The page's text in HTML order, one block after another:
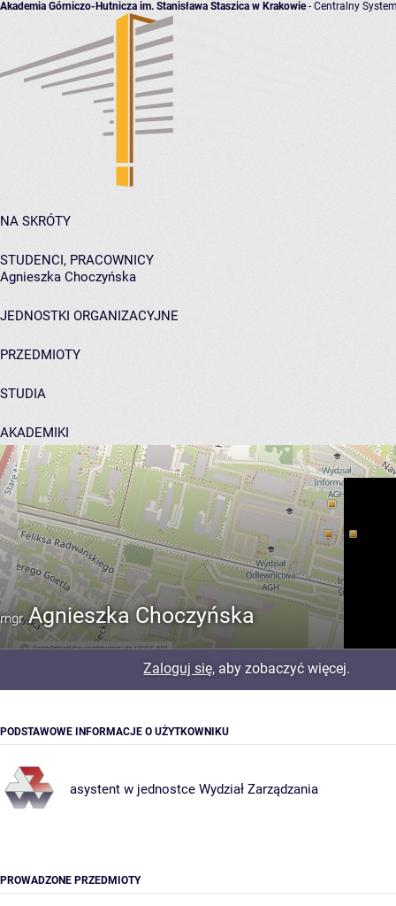
Akademia Górniczo-Hutnicza im. Stanisława Staszica w Krakowie- Centralny
NA SKRÓTY
STUDENCI, PRACOWNICY
Agnieszka Choczyńska
JEDNOSTKI ORGANIZACYJNE
PRZEDMIOTY
STUDIA
AKADEMIKI
POMOC
mgr Agnieszka Choczyńska
Zaloguj się, aby zobaczyć więcej.
PODSTAWOWE INFORMACJE O UŻYTKOWNIKU
asystent w jednostce Wydział Zarządzania
PROWADZONE PRZEDMIOTY